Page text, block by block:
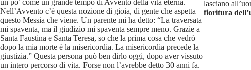
Nell’Avvento c’è questa nozione di gioia, di gente che aspetta
questo Messia che viene. Un parente mi ha detto: “La traversata
mi spaventa, ma il giudizio mi spaventa sempre meno. Grazie a
Santa Faustina e Santa Teresa, so che la prima cosa che vedrò
dopo la mia morte è la misericordia. La misericordia precede la
giustizia.” Questa persona può ben dirlo oggi, dopo aver vissuto
un intero percorso di vita. Forse non l’avrebbe detto 30 anni fa.
lasciano
fioritura